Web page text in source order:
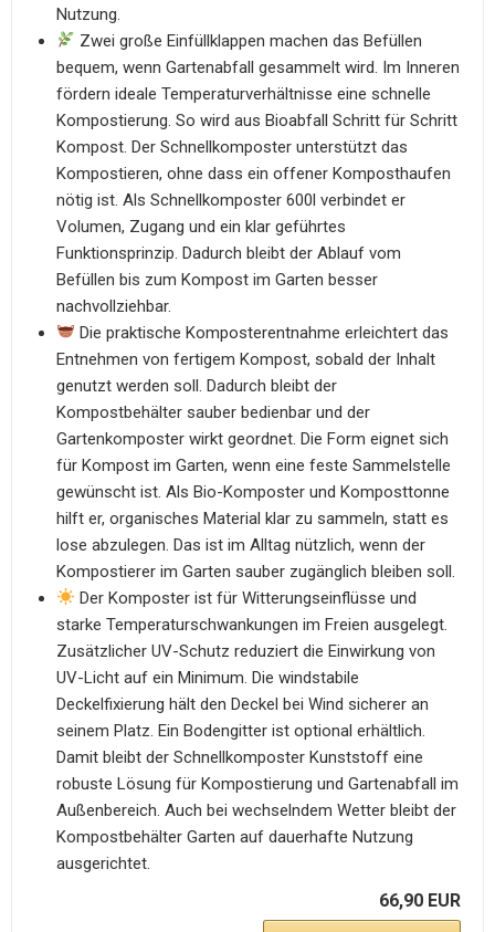
Nutzung.
Zwei große Einfüllklappen machen das Befüllen
bequem, wenn Gartenabfall gesammelt wird. Im Inneren
fördern ideale Temperaturverhältnisse eine schnelle
Kompostierung. So wird aus Bioabfall Schritt für Schritt
Kompost. Der Schnellkomposter unterstützt das
Kompostieren, ohne dass ein offener Komposthaufen
nötig ist. Als Schnellkomposter 600l verbindet er
Volumen, Zugang und ein klar geführtes
Funktionsprinzip. Dadurch bleibt der Ablauf vom
Befüllen bis zum Kompost im Garten besser
nachvollziehbar.
Die praktische Komposterentnahme erleichtert das
Entnehmen von fertigem Kompost, sobald der Inhalt
genutzt werden soll. Dadurch bleibt der
Kompostbehälter sauber bedienbar und der
Gartenkomposter wirkt geordnet. Die Form eignet sich
für Kompost im Garten, wenn eine feste Sammelstelle
gewünscht ist. Als Bio-Komposter und Komposttonne
hilft er, organisches Material klar zu sammeln, statt es
lose abzulegen. Das ist im Alltag nützlich, wenn der
Kompostierer im Garten sauber zugänglich bleiben soll.
Der Komposter ist für Witterungseinflüsse und
starke Temperaturschwankungen im Freien ausgelegt.
Zusätzlicher UV-Schutz reduziert die Einwirkung von
UV-Licht auf ein Minimum. Die windstabile
Deckelfixierung hält den Deckel bei Wind sicherer an
seinem Platz. Ein Bodengitter ist optional erhältlich.
Damit bleibt der Schnellkomposter Kunststoff eine
robuste Lösung für Kompostierung und Gartenabfall im
Außenbereich. Auch bei wechselndem Wetter bleibt der
Kompostbehälter Garten auf dauerhafte Nutzung
ausgerichtet.
66,90 EUR